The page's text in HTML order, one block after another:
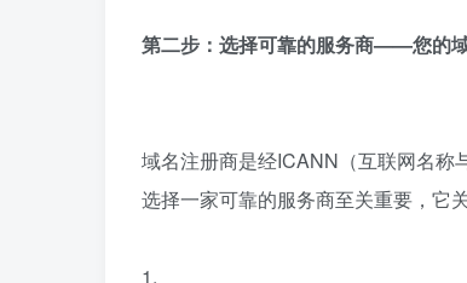
第二步：选择可靠的服务商——您的
域名注册商是经ICANN（互联网名称
选择一家可靠的服务商至关重要，它
1.